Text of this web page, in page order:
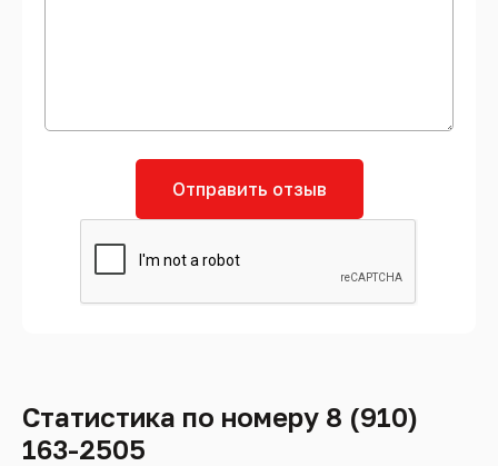
Отправить отзыв
Статистика по номеру 8 (910)
163-2505